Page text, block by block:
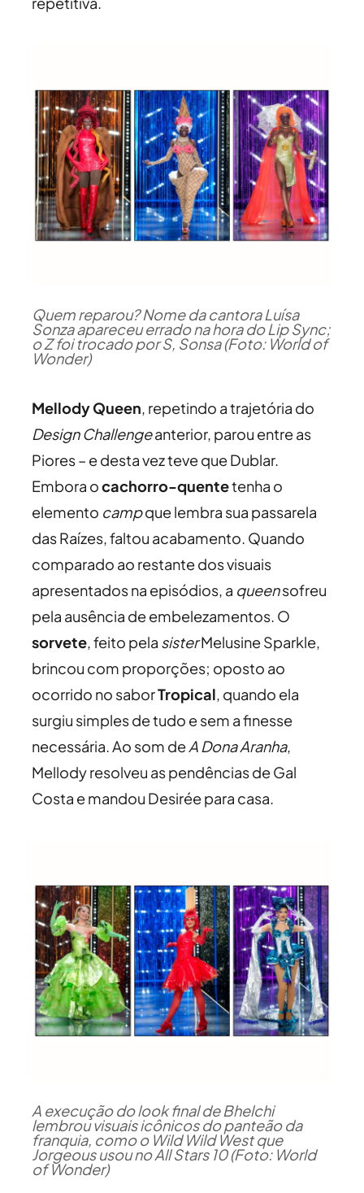
Quem reparou? Nome da cantora Luísa
Sonza apareceu errado na hora do Lip Sync;
o Z foi trocado por S, Sonsa (Foto: World of
Wonder)
Mellody Queen, repetindo a trajetória do
Design Challengeanterior, parou entre as
Piores – e desta vez teve que Dublar.
Embora ocachorro-quentetenha o
elemento campque lembra sua passarela
das Raízes, faltou acabamento. Quando
comparado ao restante dos visuais
apresentados na episódios, a queensofreu
pela ausência de embelezamentos. O
sorvete, feito pela sisterMelusine Sparkle,
brincou com proporções; oposto ao
ocorrido no saborTropical, quando ela
surgiu simples de tudo e sem a finesse
necessária. Ao som deA Dona Aranha,
Mellody resolveu as pendências de Gal
Costa e mandou Desirée para casa.
A execução do look final de Bhelchi
lembrou visuais icônicos do panteão da
franquia, como o Wild Wild West que
Jorgeous usou no All Stars 10 (Foto: World
of Wonder)